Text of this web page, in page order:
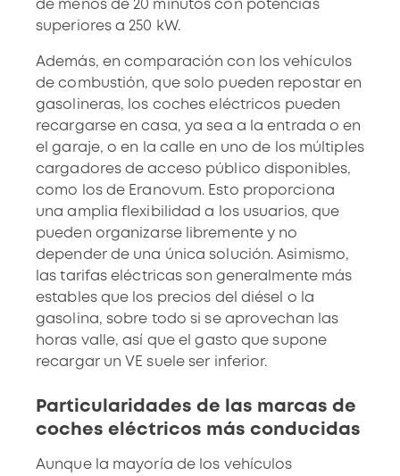
de menos de 20 minutos con potencias
superiores a 250 kW.
Además, en comparación con los vehículos
de combustión, que solo pueden repostar en
gasolineras, los coches eléctricos pueden
recargarse en casa, ya sea a la entrada o en
el garaje, o en la calle en uno de los múltiples
cargadores de acceso público disponibles,
como los de Eranovum. Esto proporciona
una amplia flexibilidad a los usuarios, que
pueden organizarse libremente y no
depender de una única solución. Asimismo,
las tarifas eléctricas son generalmente más
estables que los precios del diésel o la
gasolina, sobre todo si se aprovechan las
horas valle, así que el gasto que supone
recargar un VE suele ser inferior.
Particularidades de las marcas de
coches eléctricos más conducidas
Aunque la mayoría de los vehículos